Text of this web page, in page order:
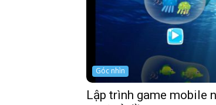
Góc nhìn
Lập trình game mobile